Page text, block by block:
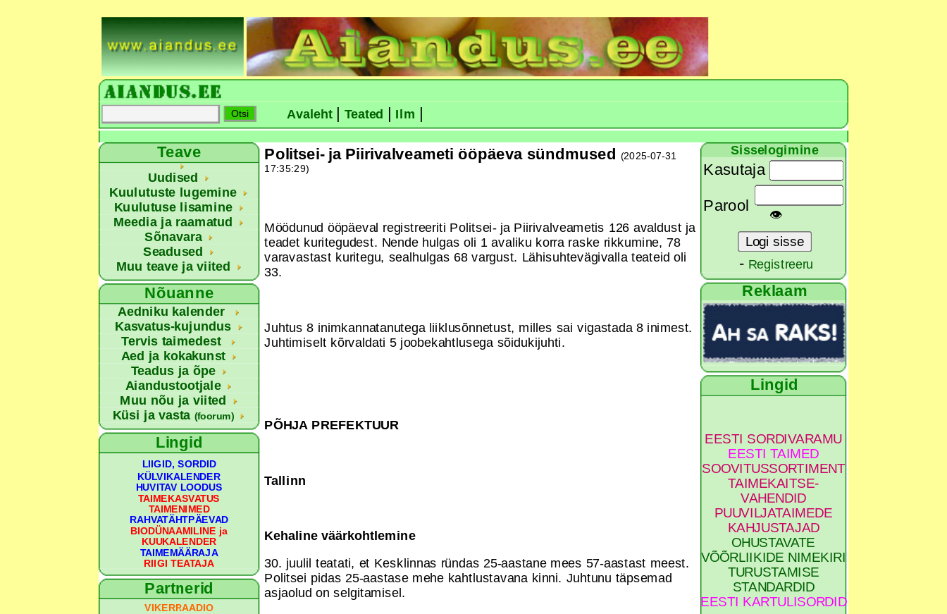
Avaleht| Teated Ilm
Teave
Uudised
Kuulutuste lugemine
Kuulutuse lisamine
Meedia ja raamatud
Sõnavara
Seadused
Muu teave ja viited
Nõuanne
Aedniku kalender
Kasvatus-kujundus
Tervis taimedest
Aed ja kokakunst
Teadus ja õpe
Aiandustootjale
Muu nõu ja viited
Küsi ja vasta (foorum)
Lingid
LIIGID, SORDID
KÜLVIKALENDER
HUVITAV LOODUS
TAIMEKASVATUS
TAIMENIMED
RAHVATÄHTPÄEVAD
BIODÜNAAMILINE ja
KUUKALENDER
TAIMEMÄÄRAJA
RIIGI TEATAJA
Partnerid
VIKERRAADIO
Politsei- ja Piirivalveameti ööpäeva sündmused (2025-07-31
17:35:29)
Möödunud ööpäeval registreeriti Politsei- ja Piirivalveametis 126 avaldust ja
teadet kuritegudest. Nende hulgas oli 1 avaliku korra raske rikkumine, 78
varavastast kuritegu, sealhulgas 68 vargust. Lähisuhtevägivalla teateid oli
33.
Juhtus 8 inimkannatanutega liiklusõnnetust, milles sai vigastada 8 inimest.
Juhtimiselt kõrvaldati 5 joobekahtlusega sõidukijuhti.
PÕHJA PREFEKTUUR
Tallinn
Kehaline väärkohtlemine
30. juulil teatati, et Kesklinnas ründas 25-aastane mees 57-aastast meest.
Politsei pidas 25-aastase mehe kahtlustavana kinni. Juhtunu täpsemad
asjaolud on selgitamisel.
Sisselogimine
Kasutaja
Parool
👁
- Registreeru
Reklaam
Lingid
EESTI SORDIVARAMU
EESTI TAIMED
SOOVITUSSORTIMENT
TAIMEKAITSE-
VAHENDID
PUUVILJATAIMEDE
KAHJUSTAJAD
OHUSTAVATE
VÕÕRLIIKIDE NIMEKIRI
TURUSTAMISE
STANDARDID
EESTI KARTULISORDID